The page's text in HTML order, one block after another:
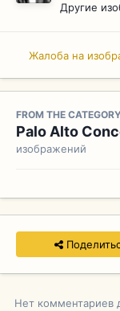
Другие
Жалоба на
FROM THE
Palo Alto
изображений
Нет комментариев